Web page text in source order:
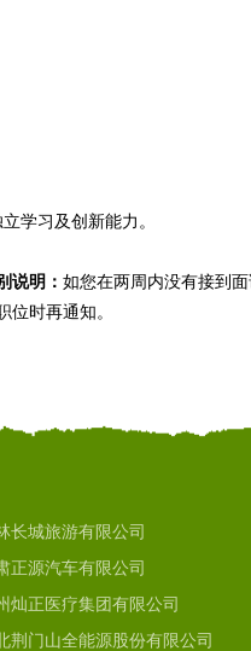
学习及创新能力。
说明： 如您在两周内没有接到
位时再通知。
长城旅游有限公司
正源汽车有限公司
灿正医疗集团有限公司
荆门山全能源股份有限公司